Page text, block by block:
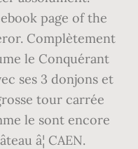
page of the
Complètement
le Conquérant
ses 3 donjons et
tour carrée
le sont encore
â¦ CAEN.